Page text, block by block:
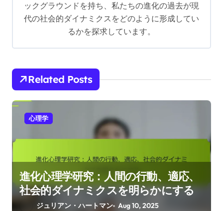
n
ックグラウンドを持ち、私たちの進化の過去が現
代の社会的ダイナミクスをどのように形成してい
るかを探求しています。
Related Posts
心理学
進化心理学研究：人間の行動、適応、
社会的ダイナミクスを明らかにする
ジュリアン・ハートマン Aug 10, 2025